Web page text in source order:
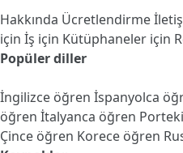
Hakkında Ücretlendirme
için İş için Kütüphaneler için
Popüler diller
İngilizce öğren İspanyolca
öğren İtalyanca öğren
Çince öğren Korece öğren